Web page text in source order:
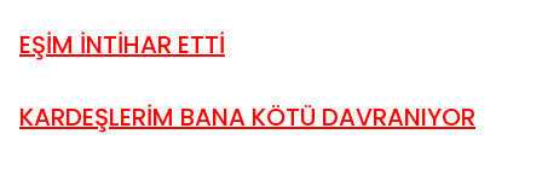
EŞİM İNTİHAR ETTİ
KARDEŞLERİM BANA KÖTÜ DAVRANIYOR